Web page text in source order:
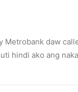
Metrobank daw
hindi ako ang